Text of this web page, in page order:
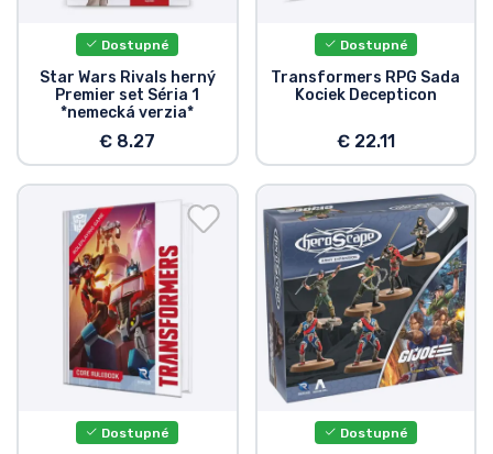
Dostupné
Star Wars Rivals herný
Premier set Séria 1
*nemecká verzia*
€ 8.27
Dostupné
Transformers RPG Sada
Kociek Decepticon
€ 22.11
Dostupné Dostupné
Zoradiť podľa série
Zoradiť podľa filmov
Zoradiť podľa karikatúry
Zoradiť podľa Anime
Zoradiť podľa hier
Zoradiť podľa športu
Zoradiť podľa hudby